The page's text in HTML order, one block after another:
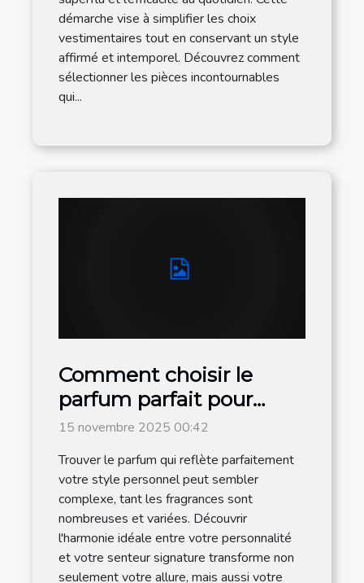
démarche vise à simplifier les choix
vestimentaires tout en conservant un style
affirmé et intemporel. Découvrez comment
sélectionner les pièces incontournables
qui...
Comment choisir le
parfum parfait pour
votre style personnel ?
15 novembre 2025 00:42
Trouver le parfum qui reflète parfaitement
votre style personnel peut sembler
complexe, tant les fragrances sont
nombreuses et variées. Découvrir
l'harmonie idéale entre votre personnalité
et votre senteur signature transforme non
seulement votre allure, mais aussi votre